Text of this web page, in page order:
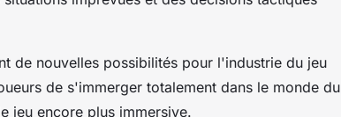
de nouvelles possibilités pour l'industrie du jeu
de s'immerger totalement dans le monde du
jeu encore plus immersive.